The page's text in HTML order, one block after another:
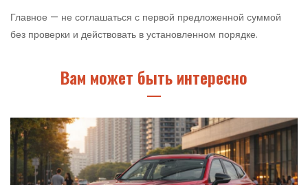
Главное — не соглашаться с первой предложенной суммой
без проверки и действовать в установленном порядке.
Вам может быть интересно